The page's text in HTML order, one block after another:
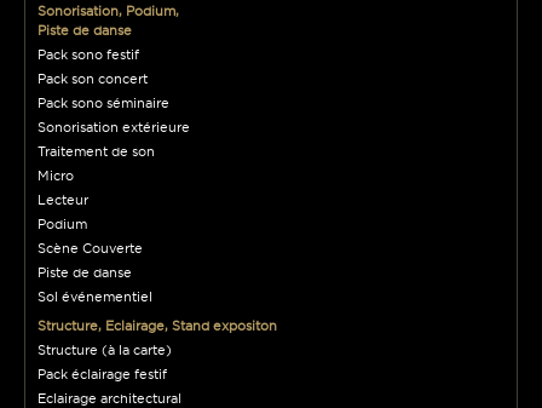
Sonorisation, Podium,
Piste de danse
Pack sono festif
Pack son concert
Pack sono séminaire
Sonorisation extérieure
Traitement de son
Micro
Lecteur
Podium
Scène Couverte
Piste de danse
Sol événementiel
Structure, Eclairage, Stand expositon
Structure (à la carte)
Pack éclairage festif
Eclairage architectural